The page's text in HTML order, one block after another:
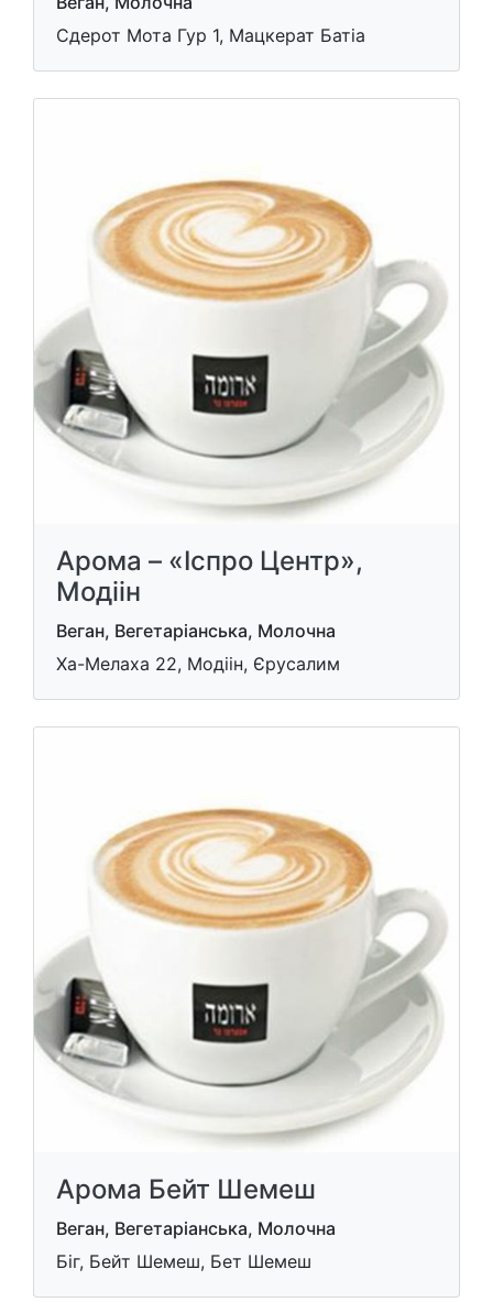
Сдерот Мота Гур 1, Мацкерат Батіа
Арома – «Іспро Центр»,
Модіін
Веган, Вегетаріанська, Молочна
Ха-Мелаха 22, Модіін, Єрусалим
Арома Бейт Шемеш
Веган, Вегетаріанська, Молочна
Біг, Бейт Шемеш, Бет Шемеш